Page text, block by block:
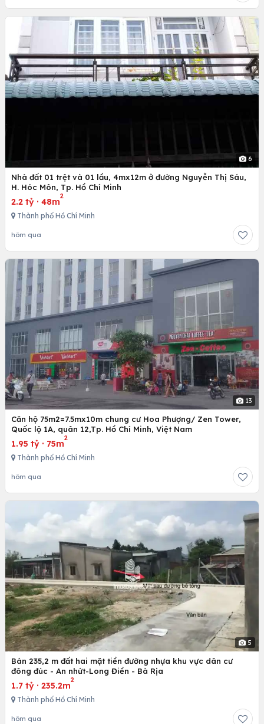
6
Nhà đất 01 trệt và 01 lầu, 4mx12m ở đường Nguyễn Thị Sáu,
H. Hóc Môn, Tp. Hồ Chí Minh
2.2 tỷ · 48m
2
Thành phố Hồ Chí Minh
hôm qua
13
Căn hộ 75m2=7.5mx10m chung cư Hoa Phượng/ Zen Tower,
Quốc lộ 1A, quân 12,Tp. Hồ Chí Minh, Việt Nam
1.95 tỷ · 75m
2
Thành phố Hồ Chí Minh
hôm qua
5
Bán 235,2 m đất hai mặt tiền đường nhựa khu vực dân cư
đông đúc - An nhứt-Long Điền - Bà Rịa
1.7 tỷ · 235.2m
2
Thành phố Hồ Chí Minh
hôm qua